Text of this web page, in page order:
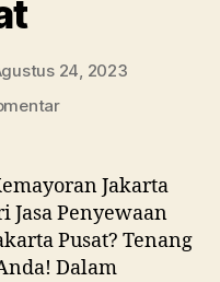
24, 2023
pada
Futura
Kemayoran
Jakarta
Pusat
Jakarta
Jasa Penyewaan
Pusat? Tenang
Dalam